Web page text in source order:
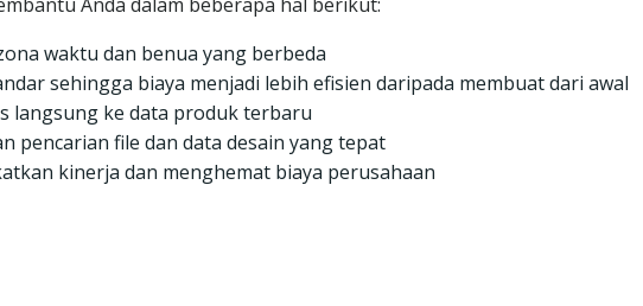
waktu dan benua yang berbeda
sehingga biaya menjadi lebih efisien daripada membuat dari awal
langsung ke data produk terbaru
pencarian file dan data desain yang tepat
kinerja dan menghemat biaya perusahaan